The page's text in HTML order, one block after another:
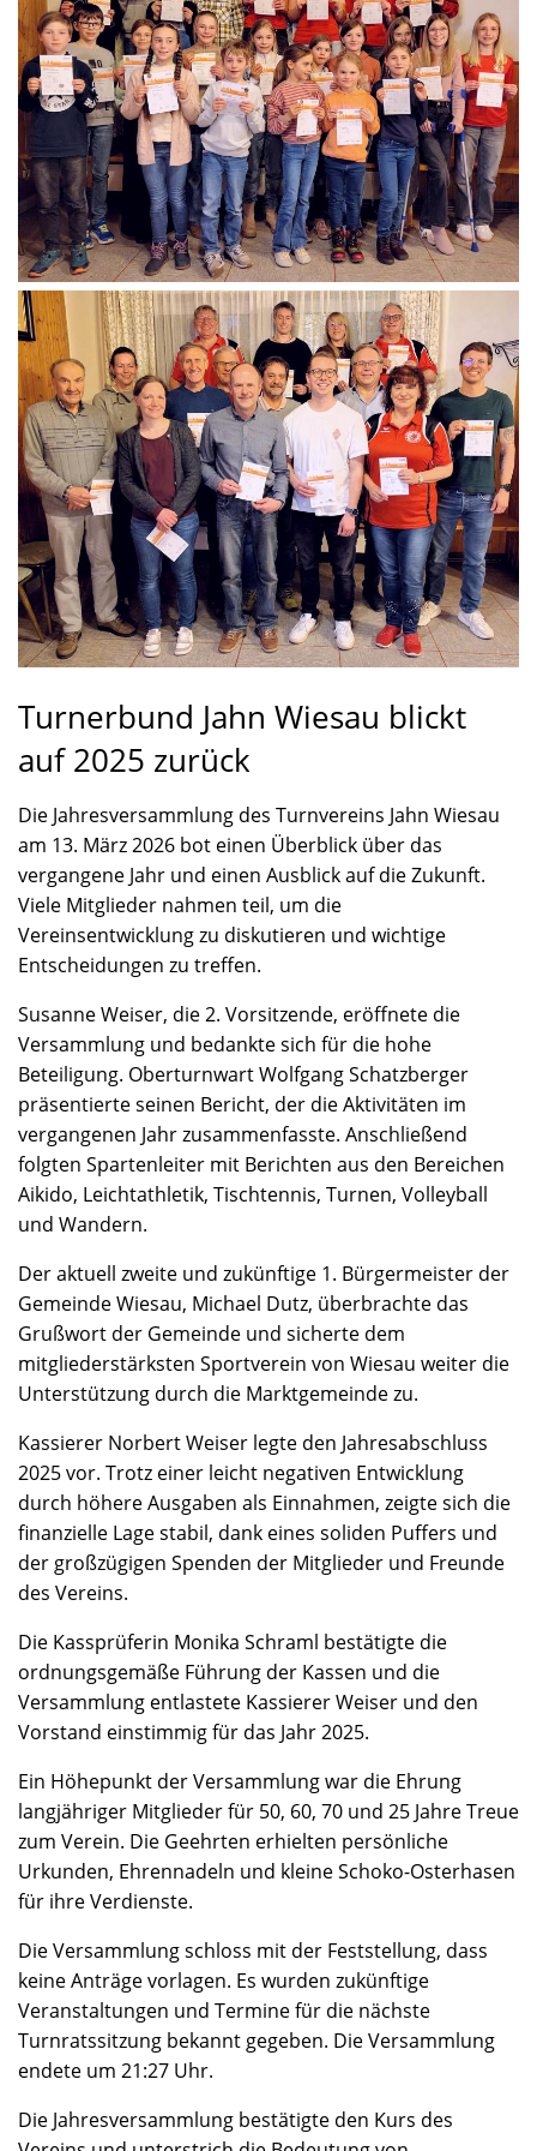
Turnerbund Jahn Wiesau blickt
auf 2025 zurück
Die Jahresversammlung des Turnvereins Jahn Wiesau
am 13. März 2026 bot einen Überblick über das
vergangene Jahr und einen Ausblick auf die Zukunft.
Viele Mitglieder nahmen teil, um die
Vereinsentwicklung zu diskutieren und wichtige
Entscheidungen zu treffen.
Susanne Weiser, die 2. Vorsitzende, eröffnete die
Versammlung und bedankte sich für die hohe
Beteiligung. Oberturnwart Wolfgang Schatzberger
präsentierte seinen Bericht, der die Aktivitäten im
vergangenen Jahr zusammenfasste. Anschließend
folgten Spartenleiter mit Berichten aus den Bereichen
Aikido, Leichtathletik, Tischtennis, Turnen, Volleyball
und Wandern.
Der aktuell zweite und zukünftige 1. Bürgermeister der
Gemeinde Wiesau, Michael Dutz, überbrachte das
Grußwort der Gemeinde und sicherte dem
mitgliederstärksten Sportverein von Wiesau weiter die
Unterstützung durch die Marktgemeinde zu.
Kassierer Norbert Weiser legte den Jahresabschluss
2025 vor. Trotz einer leicht negativen Entwicklung
durch höhere Ausgaben als Einnahmen, zeigte sich die
finanzielle Lage stabil, dank eines soliden Puffers und
der großzügigen Spenden der Mitglieder und Freunde
des Vereins.
Die Kassprüferin Monika Schraml bestätigte die
ordnungsgemäße Führung der Kassen und die
Versammlung entlastete Kassierer Weiser und den
Vorstand einstimmig für das Jahr 2025.
Ein Höhepunkt der Versammlung war die Ehrung
langjähriger Mitglieder für 50, 60, 70 und 25 Jahre Treue
zum Verein. Die Geehrten erhielten persönliche
Urkunden, Ehrennadeln und kleine Schoko-Osterhasen
für ihre Verdienste.
Die Versammlung schloss mit der Feststellung, dass
keine Anträge vorlagen. Es wurden zukünftige
Veranstaltungen und Termine für die nächste
Turnratssitzung bekannt gegeben. Die Versammlung
endete um 21:27 Uhr.
Die Jahresversammlung bestätigte den Kurs des